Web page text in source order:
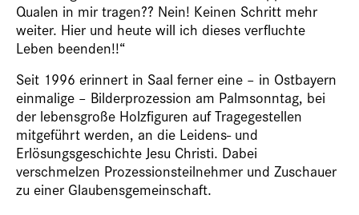
Qualen in mir tragen?? Nein! Keinen Schritt mehr
weiter. Hier und heute will ich dieses verfluchte
Leben beenden!!“
Seit 1996 erinnert in Saal ferner eine – in Ostbayern
einmalige – Bilderprozession am Palmsonntag, bei
der lebensgroße Holzfiguren auf Tragegestellen
mitgeführt werden, an die Leidens- und
Erlösungsgeschichte Jesu Christi. Dabei
verschmelzen Prozessionsteilnehmer und Zuschauer
zu einer Glaubensgemeinschaft.